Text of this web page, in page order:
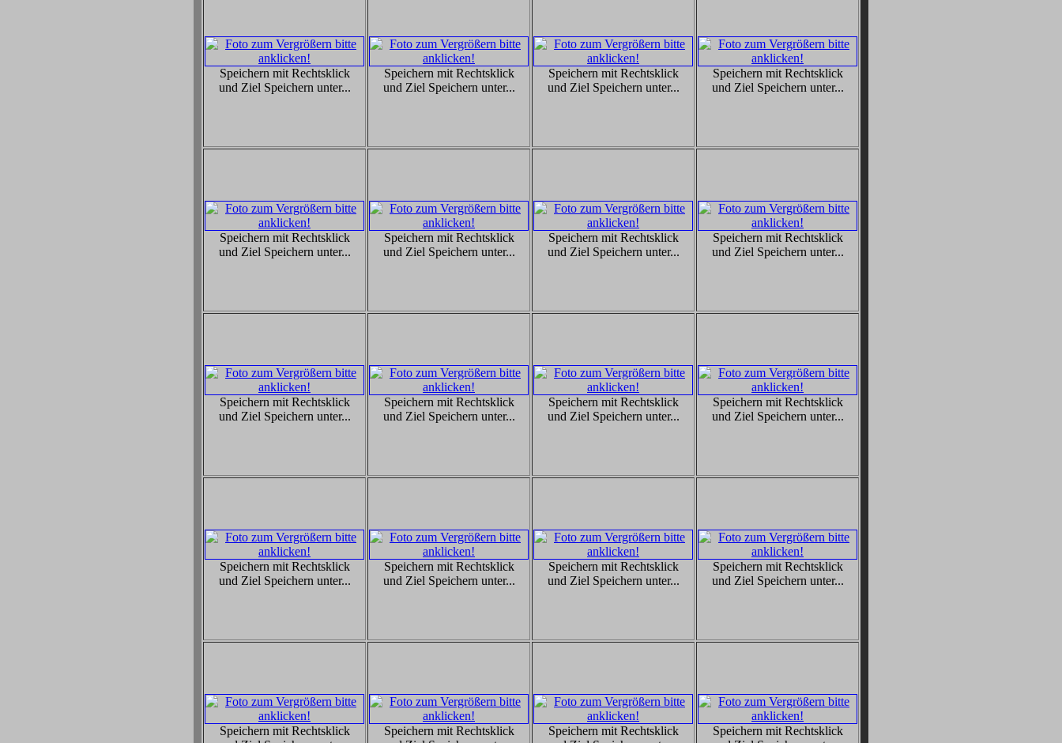
Speichern mit Rechtsklick
und Ziel Speichern unter...
Speichern mit Rechtsklick
und Ziel Speichern unter...
Speichern mit Rechtsklick
und Ziel Speichern unter...
Speichern mit Rechtsklick
und Ziel Speichern unter...
Speichern mit Rechtsklick
und Ziel Speichern unter...
Speichern mit Rechtsklick
und Ziel Speichern unter...
Speichern mit Rechtsklick
und Ziel Speichern unter...
Speichern mit Rechtsklick
und Ziel Speichern unter...
Speichern mit Rechtsklick
und Ziel Speichern unter...
Speichern mit Rechtsklick
und Ziel Speichern unter...
Speichern mit Rechtsklick
und Ziel Speichern unter...
Speichern mit Rechtsklick
und Ziel Speichern unter...
Speichern mit Rechtsklick
und Ziel Speichern unter...
Speichern mit Rechtsklick
und Ziel Speichern unter...
Speichern mit Rechtsklick
und Ziel Speichern unter...
Speichern mit Rechtsklick
und Ziel Speichern unter...
Speichern mit Rechtsklick
Speichern mit Rechtsklick
Speichern mit Rechtsklick
Speichern mit Rechtsklick